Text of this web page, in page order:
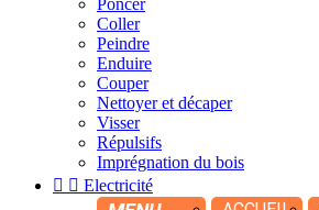
Poncer
Coller
Peindre
Enduire
Couper
Nettoyer et décaper
Visser
Répulsifs
Imprégnation du bois
  Electricité